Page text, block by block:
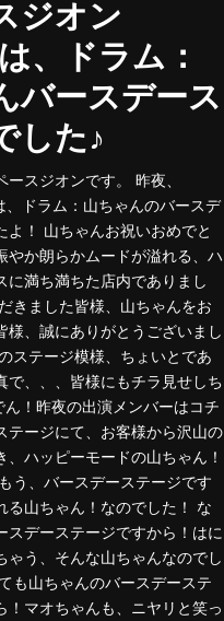
ジオン
、ドラム：
バースデース
した♪
スジオンです。 昨夜、
ドラム：山ちゃんのバースデ
よ！ 山ちゃんお祝いおめでと
やか朗らかムードが溢れる、ハ
に満ち満ちた店内でありまし
きました皆様、山ちゃんをお
様、誠にありがとうございまし
ステージ模様、ちょいとであ
で、、、皆様にもチラ見せしち
ん！昨夜の出演メンバーはコチ
テージにて、お客様から沢山の
、ハッピーモードの山ちゃん！
う、バースデーステージです
る山ちゃん！なのでした！ な
スデーステージですから！はに
ゃう、そんな山ちゃんなのでし
も山ちゃんのバースデーステ
！マオちゃんも、ニヤリと笑っ